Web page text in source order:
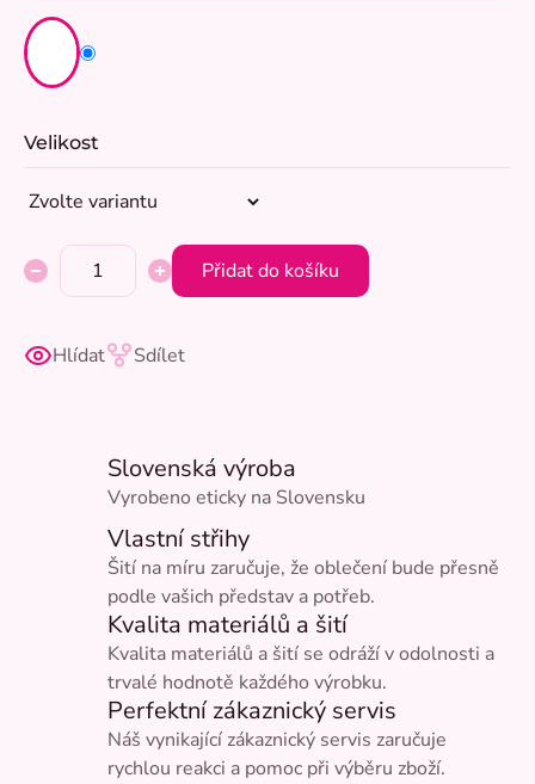
Velikost
Přidat do košíku
Hlídat Sdílet
Slovenská výroba
Vyrobeno eticky na Slovensku
Vlastní střihy
Šití na míru zaručuje, že oblečení bude přesně
podle vašich představ a potřeb.
Kvalita materiálů a šití
Kvalita materiálů a šití se odráží v odolnosti a
trvalé hodnotě každého výrobku.
Perfektní zákaznický servis
Náš vynikající zákaznický servis zaručuje
rychlou reakci a pomoc při výběru zboží.